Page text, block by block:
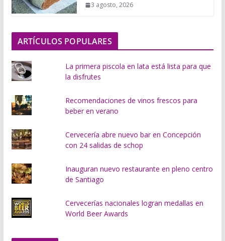
d
.
.
3 agosto, 2026
ARTÍCULOS POPULARES
La primera piscola en lata está lista para que
la disfrutes
Recomendaciones de vinos frescos para
beber en verano
Cervecería abre nuevo bar en Concepción
con 24 salidas de schop
Inauguran nuevo restaurante en pleno centro
de Santiago
Cervecerías nacionales logran medallas en
World Beer Awards